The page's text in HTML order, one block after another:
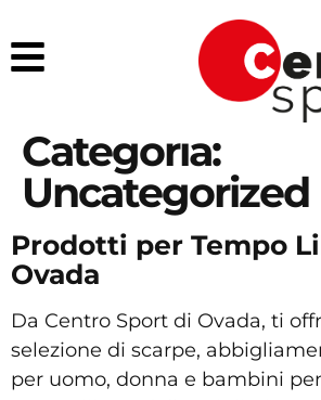
Categoria:
Uncategorized
Prodotti per Tempo
Ovada
Da Centro Sport di Ovada, ti
selezione di scarpe,
per uomo, donna e bambini